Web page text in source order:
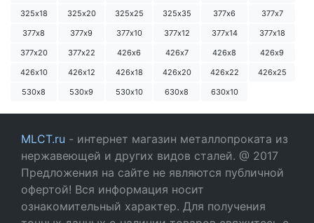
325х18
325х20 325х25 325х35 377х6
377х7
377х8
377х9 377х10 377х12 377х14
377х18
377х20
377х22 426х6 426х7 426х8
426х9
426х10
426х12 426х18 426х20 426х22
426х25
530х8
530х9 530х10 630х8 630х10
MLCT.ru - интернет магазин металлопроката из
нержавеющей и других видов сталей. @ 2017
Предложения на сайте не являются публичной
офертой! Вся информация носит
ознакомительный характер. Для получения